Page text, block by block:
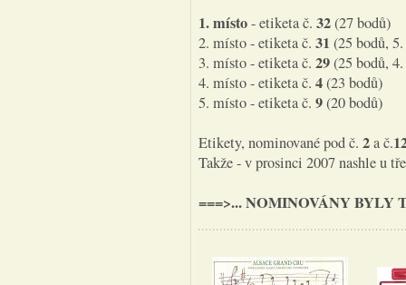
1. místo- etiketa č. 32(27 bodů)
2. místo - etiketa č. 31 (25 bodů,
3. místo - etiketa č. 29(25 bodů,
4. místo - etiketa č. 4(23 bodů)
5. místo - etiketa č. 9(20 bodů)
Etikety, nominované pod č. 2a č.
Takže - v prosinci 2007 nashle u
===>... NOMINOVÁNY BYLY